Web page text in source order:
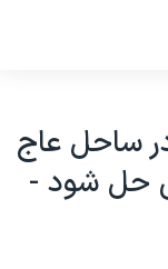
ساحل عاج
حل شود -